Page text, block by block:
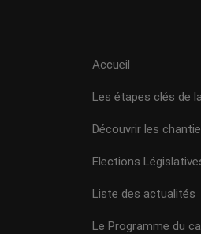
Accueil
Les étapes clés de
Découvrir les
Elections
Liste des actualités
Le Programme du